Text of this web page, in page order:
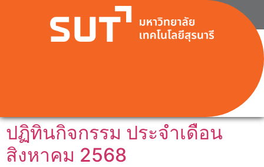
ปฏิทินกิจกรรม ประจำเดือน
สิงหาคม 2568